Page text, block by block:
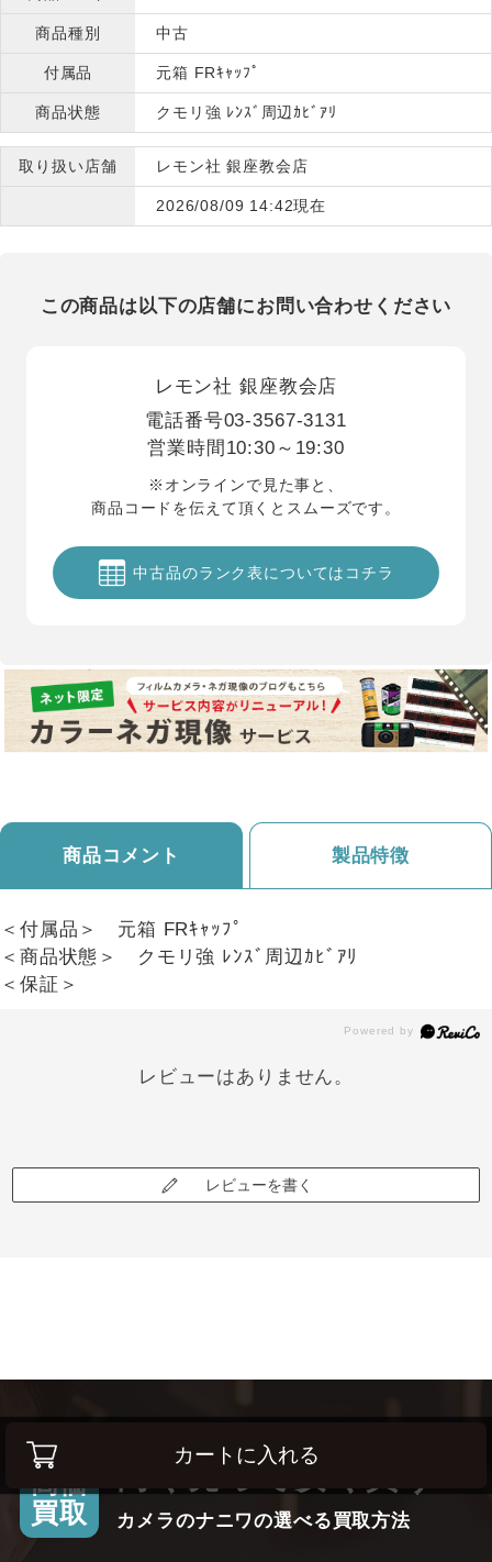
カートに入れる
商品種別 中古
付属品 元箱 FRｷｬｯﾌﾟ
商品状態 クモリ強 ﾚﾝｽﾞ周辺ｶﾋﾞｱﾘ
取り扱い店舗 レモン社 銀座教会店
2026/08/09 14:42現在
この商品は以下の店舗にお問い合わせください
レモン社 銀座教会店
電話番号03-3567-3131
営業時間 10:30～19:30
※オンラインで見た事と、
商品コードを伝えて頂くとスムーズです。
中古品のランク表についてはコチラ
商品コメント 製品特徴
＜付属品＞ 元箱 FRｷｬｯﾌﾟ
＜商品状態＞ クモリ強 ﾚﾝｽﾞ周辺ｶﾋﾞｱﾘ
＜保証＞
レビューはありません。
レビューを書く
高価
買取
高く売って安く買う！
カメラのナニワの選べる買取方法